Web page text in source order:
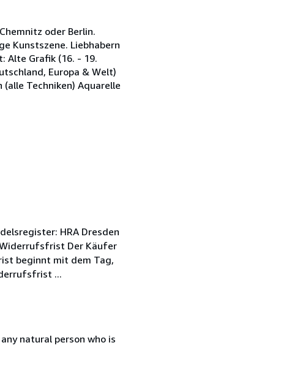
oder Berlin.
Kunstszene. Liebhabern
Alte Grafik (16. - 19.
Europa & Welt)
Techniken) Aquarelle
HRA Dresden
Widerrufsfrist Der Käufer
beginnt mit dem Tag,
...
natural person who is